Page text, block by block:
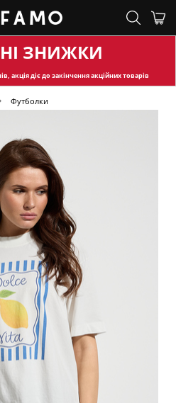
ЗНИЖКИ
акція діє до закінчення акційних товарів
Футболки